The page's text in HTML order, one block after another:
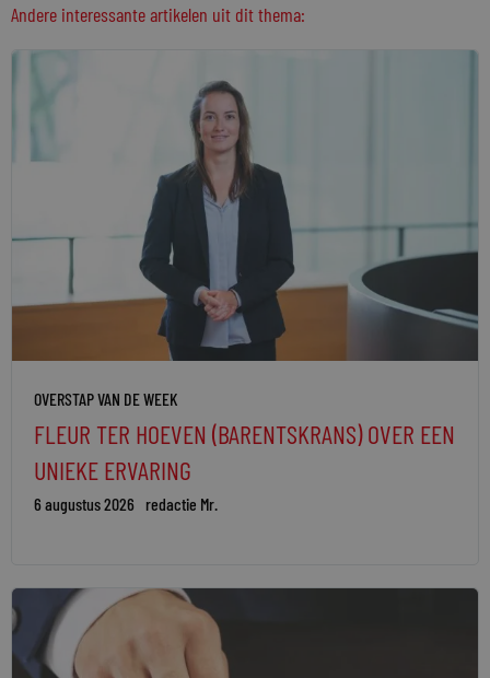
Andere interessante artikelen uit dit thema:
OVERSTAP VAN DE WEEK
FLEUR TER HOEVEN (BARENTSKRANS) OVER EEN
UNIEKE ERVARING
6 augustus 2026 redactie Mr.